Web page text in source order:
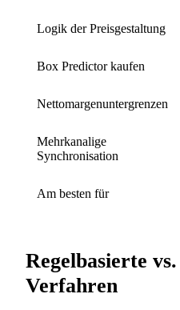
Logik der Preisgestaltung
Box Predictor kaufen
Nettomargenuntergrenzen
Mehrkanalige
Synchronisation
Am besten für
Regelbasierte
Verfahren